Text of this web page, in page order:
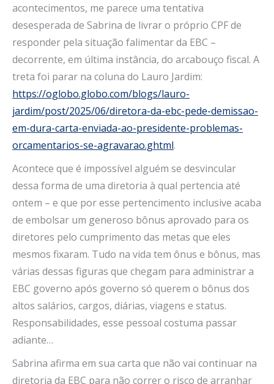
acontecimentos, me parece uma tentativa
desesperada de Sabrina de livrar o próprio CPF de
responder pela situação falimentar da EBC –
decorrente, em última instância, do arcabouço fiscal. A
treta foi parar na coluna do Lauro Jardim:
https://oglobo.globo.com/blogs/lauro-
jardim/post/2025/06/diretora-da-ebc-pede-demissao-
em-dura-carta-enviada-ao-presidente-problemas-
orcamentarios-se-agravarao.ghtml.
Acontece que é impossível alguém se desvincular
dessa forma de uma diretoria à qual pertencia até
ontem – e que por esse pertencimento inclusive acaba
de embolsar um generoso bônus aprovado para os
diretores pelo cumprimento das metas que eles
mesmos fixaram. Tudo na vida tem ônus e bônus, mas
várias dessas figuras que chegam para administrar a
EBC governo após governo só querem o bônus dos
altos salários, cargos, diárias, viagens e status.
Responsabilidades, esse pessoal costuma passar
adiante…
Sabrina afirma em sua carta que não vai continuar na
diretoria da EBC para não correr o risco de arranhar